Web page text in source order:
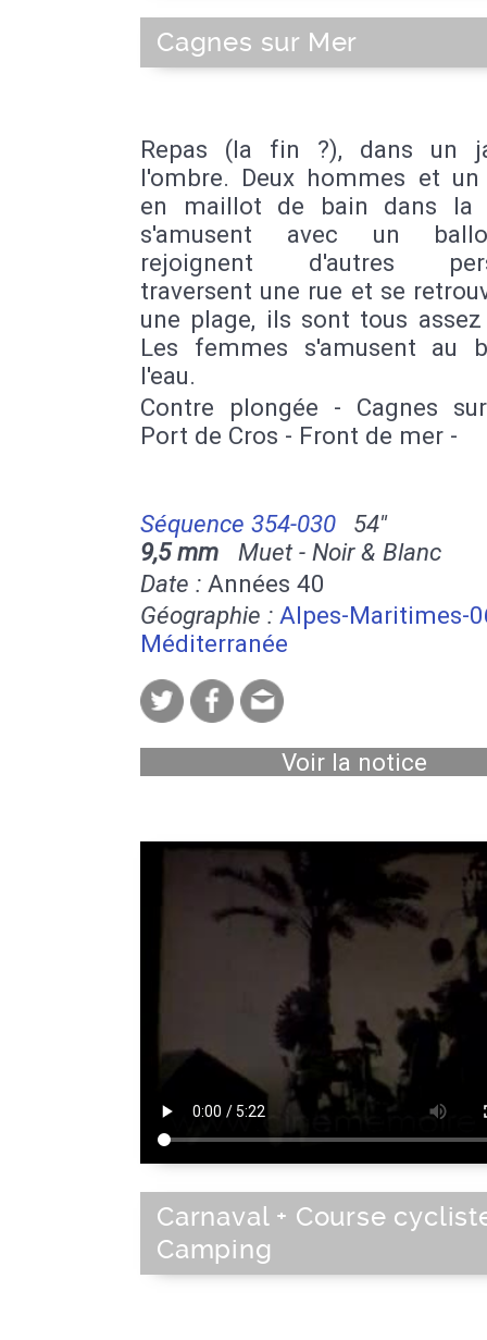
Cagnes sur Mer
Repas (la fin ?), dans un
l'ombre. Deux hommes et un
en maillot de bain dans la
s'amusent avec un
rejoignent d'autres
traversent une rue et se
une plage, ils sont tous assez
Les femmes s'amusent au
l'eau.
Contre plongée - Cagnes
Port de Cros - Front de mer -
Séquence 354-030
54''
9,5 mm Muet - Noir & Blanc
Date : Années 40
Géographie : Alpes-Maritimes-
Méditerranée
Voir la notice
Carnaval + Course
Camping